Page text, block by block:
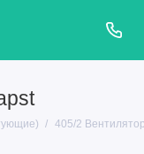
405/2